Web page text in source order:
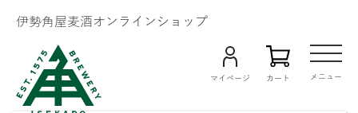
伊勢角屋麦酒オンラインショップ
マイページ カート
Menu
メニュー